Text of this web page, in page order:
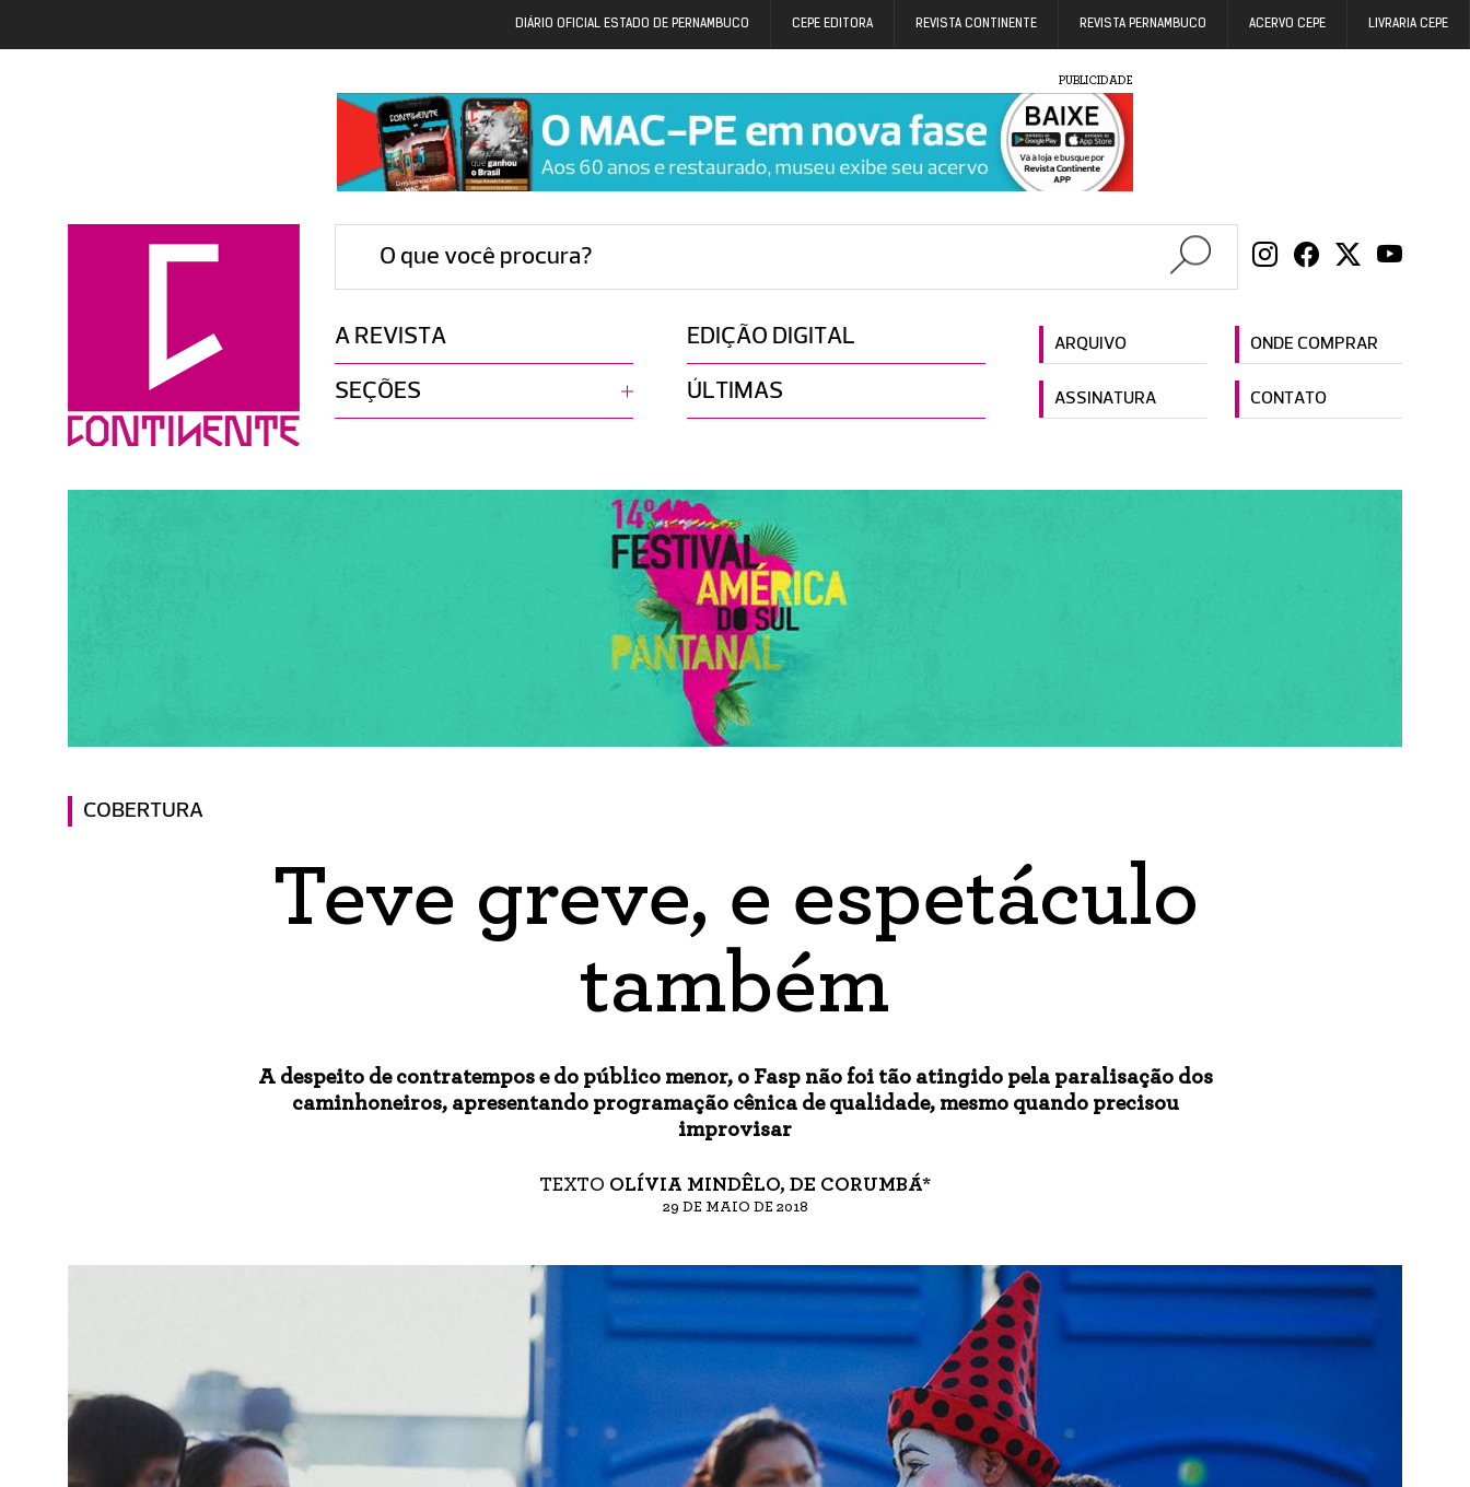
DIÁRIO OFICIAL ESTADO DE PERNAMBUCO CEPE EDITORA REVISTA CONTINENTE REVISTA PERNAMBUCO ACERVO CEPE LIVRARIA CEPE
PUBLICIDADE
O que você procura?
A REVISTA EDIÇÃO DIGITAL ARQUIVO ONDE COMPRAR
SEÇÕES ÚLTIMAS ASSINATURA CONTATO
COBERTURA
Teve greve, e espetáculo
também
A despeito de contratempos e do público menor, o Fasp não foi tão atingido pela paralisação dos
caminhoneiros, apresentando programação cênica de qualidade, mesmo quando precisou
improvisar
TEXTO OLÍVIA MINDÊLO, DE CORUMBÁ*
29 DE MAIO DE 2018